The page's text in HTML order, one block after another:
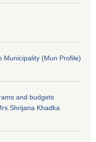
Municipality (Mun Profile)
and budgets
Khadka